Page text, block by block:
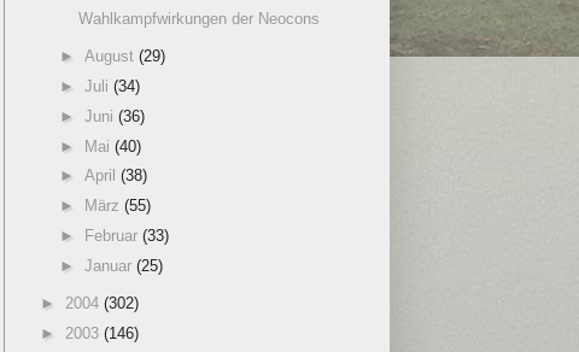
Wahlkampfwirkungen der Neocons
► August (29)
► Juli (34)
► Juni (36)
► Mai (40)
► April (38)
►
März (55)
►
Februar (33)
► Januar (25)
► 2004 (302)
► 2003 (146)